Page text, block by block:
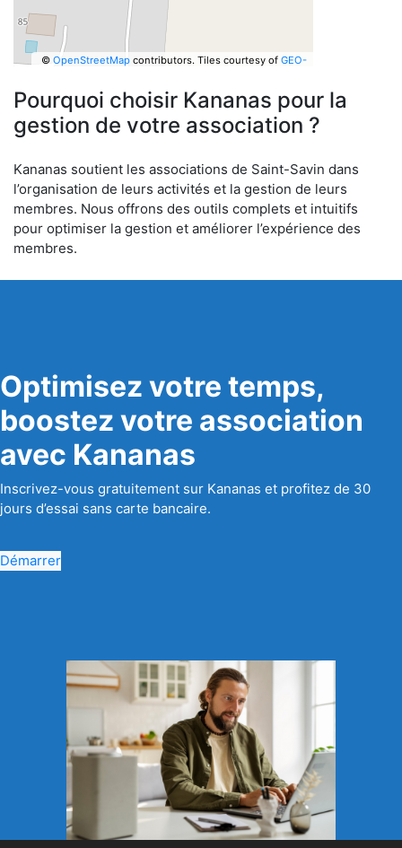
© OpenStreetMapcontributors. Tiles courtesy of GEO-
Pourquoi choisir Kananas pour la
gestion de votre association ?
Kananas soutient les associations de Saint-Savin dans
l’organisation de leurs activités et la gestion de leurs
membres. Nous offrons des outils complets et intuitifs
pour optimiser la gestion et améliorer l’expérience des
membres.
Optimisez votre temps,
boostez votre association
avec Kananas
Inscrivez-vous gratuitement sur Kananas et profitez de 30
jours d’essai sans carte bancaire.
Démarrer